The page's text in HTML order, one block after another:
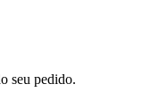
seu pedido.